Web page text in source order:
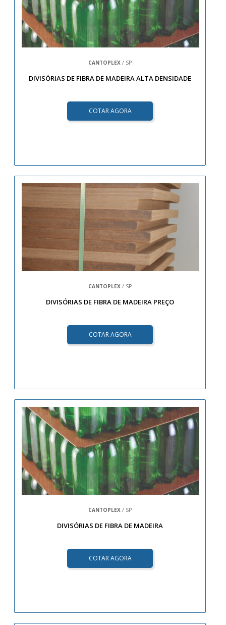
CANTOPLEX / SP
DIVISÓRIAS DE FIBRA DE MADEIRA ALTA DENSIDADE
COTAR AGORA
CANTOPLEX / SP
DIVISÓRIAS DE FIBRA DE MADEIRA PREÇO
COTAR AGORA
CANTOPLEX / SP
DIVISÓRIAS DE FIBRA DE MADEIRA
COTAR AGORA